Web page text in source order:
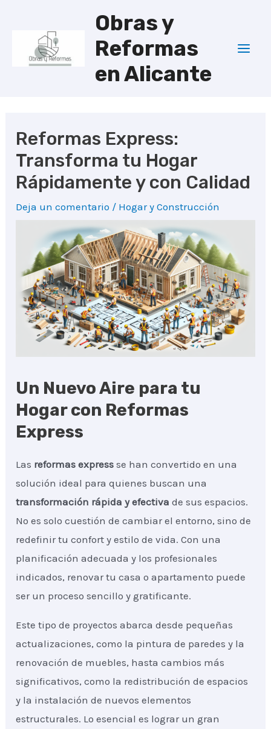
contenido
Obras y
Reformas
en Alicante
Reformas Express:
Transforma tu Hogar
Rápidamente y con Calidad
Deja un comentario / Hogar y Construcción
Un Nuevo Aire para tu
Hogar con Reformas
Express
Las reformas express se han convertido en una
solución ideal para quienes buscan una
transformación rápida y efectiva de sus espacios.
No es solo cuestión de cambiar el entorno, sino de
redefinir tu confort y estilo de vida. Con una
planificación adecuada y los profesionales
indicados, renovar tu casa o apartamento puede
ser un proceso sencillo y gratificante.
Este tipo de proyectos abarca desde pequeñas
actualizaciones, como la pintura de paredes y la
renovación de muebles, hasta cambios más
significativos, como la redistribución de espacios
y la instalación de nuevos elementos
estructurales. Lo esencial es lograr un gran